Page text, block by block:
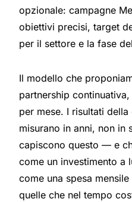
opzionale: campagne
obiettivi precisi, target
per il settore e la fase
Il modello che
partnership
per mese. I risultati
misurano in anni, non in
capiscono questo — e
come un investimento a
come una spesa
quelle che nel tempo